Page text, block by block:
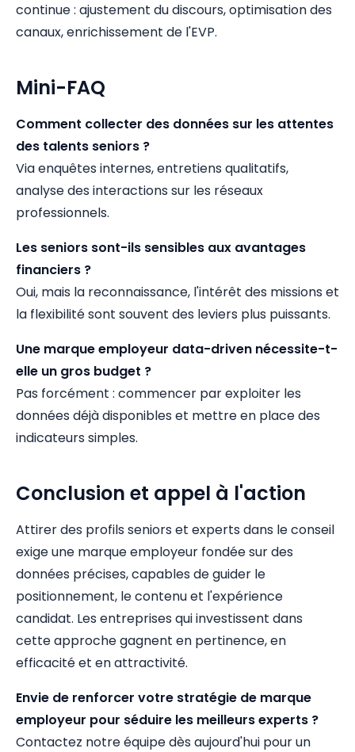
continue : ajustement du discours, optimisation des
canaux, enrichissement de l'EVP.
Mini-FAQ
Comment collecter des données sur les attentes
des talents seniors ?
Via enquêtes internes, entretiens qualitatifs,
analyse des interactions sur les réseaux
professionnels.
Les seniors sont-ils sensibles aux avantages
financiers ?
Oui, mais la reconnaissance, l'intérêt des missions et
la flexibilité sont souvent des leviers plus puissants.
Une marque employeur data-driven nécessite-t-
elle un gros budget ?
Pas forcément : commencer par exploiter les
données déjà disponibles et mettre en place des
indicateurs simples.
Conclusion et appel à l'action
Attirer des profils seniors et experts dans le conseil
exige une marque employeur fondée sur des
données précises, capables de guider le
positionnement, le contenu et l'expérience
candidat. Les entreprises qui investissent dans
cette approche gagnent en pertinence, en
efficacité et en attractivité.
Envie de renforcer votre stratégie de marque
employeur pour séduire les meilleurs experts ?
Contactez notre équipe dès aujourd'hui pour un